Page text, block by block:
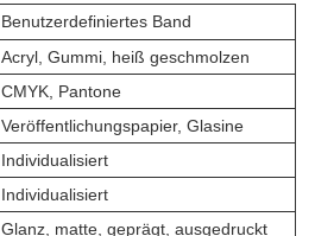
Benutzerdefiniertes Band
Acryl, Gummi, heiß geschmolzen
CMYK, Pantone
Veröffentlichungspapier, Glasine
Individualisiert
Individualisiert
Glanz, matte, geprägt, ausgedruckt